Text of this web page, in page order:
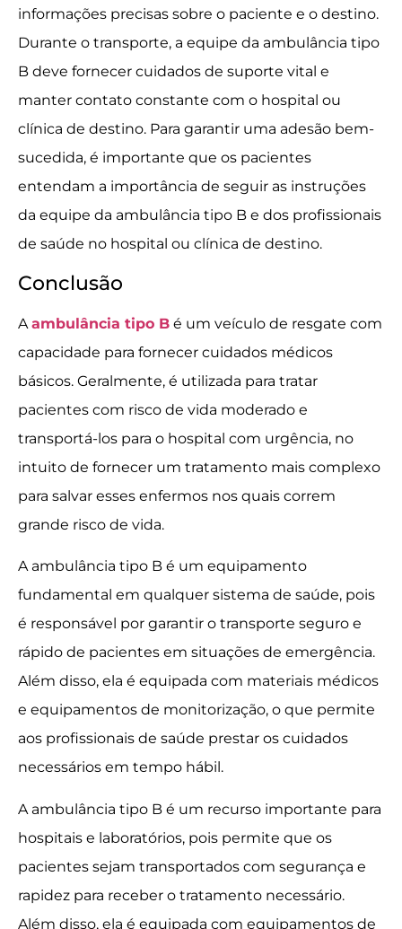
informações precisas sobre o paciente e o destino.
Durante o transporte, a equipe da ambulância tipo
B deve fornecer cuidados de suporte vital e
manter contato constante com o hospital ou
clínica de destino. Para garantir uma adesão bem-
sucedida, é importante que os pacientes
entendam a importância de seguir as instruções
da equipe da ambulância tipo B e dos profissionais
de saúde no hospital ou clínica de destino.
Conclusão
A ambulância tipo B é um veículo de resgate com
capacidade para fornecer cuidados médicos
básicos. Geralmente, é utilizada para tratar
pacientes com risco de vida moderado e
transportá-los para o hospital com urgência, no
intuito de fornecer um tratamento mais complexo
para salvar esses enfermos nos quais correm
grande risco de vida.
A ambulância tipo B é um equipamento
fundamental em qualquer sistema de saúde, pois
é responsável por garantir o transporte seguro e
rápido de pacientes em situações de emergência.
Além disso, ela é equipada com materiais médicos
e equipamentos de monitorização, o que permite
aos profissionais de saúde prestar os cuidados
necessários em tempo hábil.
A ambulância tipo B é um recurso importante para
hospitais e laboratórios, pois permite que os
pacientes sejam transportados com segurança e
rapidez para receber o tratamento necessário.
Além disso, ela é equipada com equipamentos de